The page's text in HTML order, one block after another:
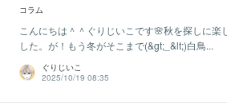
コラム
こんにちは＾＾ぐりじいこです🌸秋を探しに楽
した。が！もう冬がそこまで(&gt;_&lt;)白鳥...
ぐりじいこ
2025/10/19 08:35